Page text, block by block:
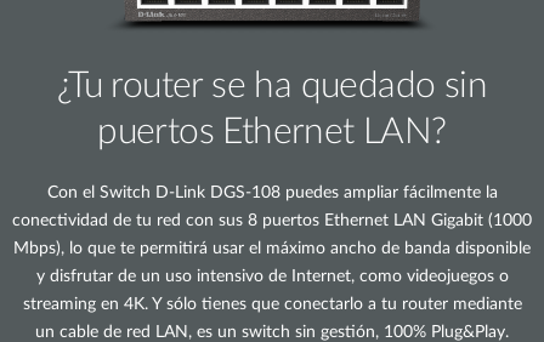
¿Tu router se ha quedado sin
puertos Ethernet LAN?
Con el Switch D-Link DGS-108 puedes ampliar fácilmente la
conectividad de tu red con sus 8 puertos Ethernet LAN Gigabit (1000
Mbps), lo que te permitirá usar el máximo ancho de banda disponible
y disfrutar de un uso intensivo de Internet, como videojuegos o
streaming en 4K. Y sólo tienes que conectarlo a tu router mediante
un cable de red LAN, es un switch sin gestión, 100% Plug&Play.